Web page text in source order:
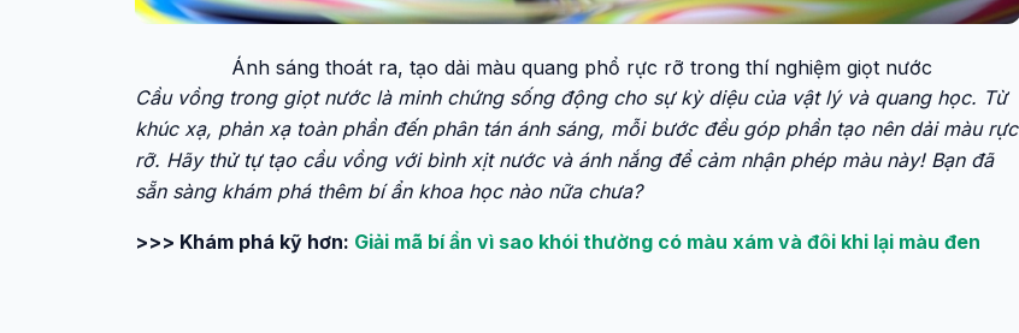
Ánh sáng thoát ra, tạo dải màu quang phổ rực rỡ trong thí nghiệm giọt nước
Cầu vồng trong giọt nước là minh chứng sống động cho sự kỳ diệu của vật lý và quang học. Từ
khúc xạ, phản xạ toàn phần đến phân tán ánh sáng, mỗi bước đều góp phần tạo nên dải màu rực
rỡ. Hãy thử tự tạo cầu vồng với bình xịt nước và ánh nắng để cảm nhận phép màu này! Bạn đã
sẵn sàng khám phá thêm bí ẩn khoa học nào nữa chưa?
>>> Khám phá kỹ hơn: Giải mã bí ẩn vì sao khói thường có màu xám và đôi khi lại màu đen